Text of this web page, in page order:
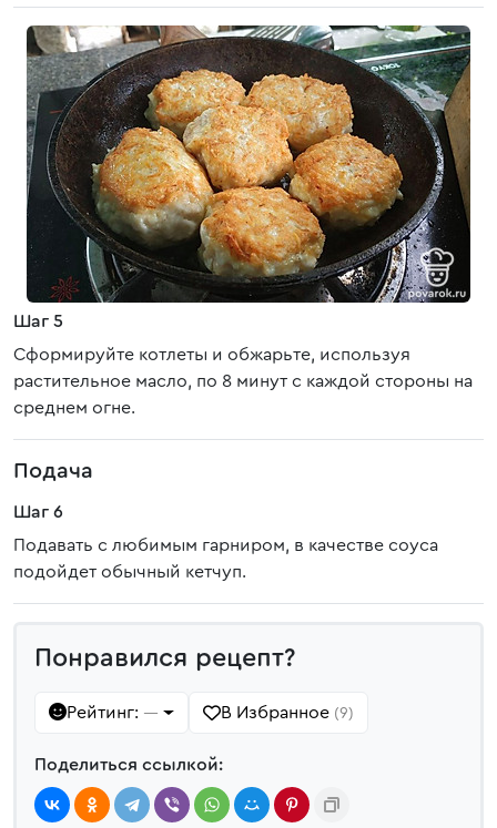
Шаг 5
Сформируйте котлеты и обжарьте, используя
растительное масло, по 8 минут с каждой стороны на
среднем огне.
Подача
Шаг 6
Подавать с любимым гарниром, в качестве соуса
подойдет обычный кетчуп.
Понравился рецепт?
Рейтинг: — В Избранное (9)
Поделиться ссылкой: